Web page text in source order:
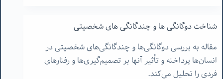
شناخت دوگانگی ها و چندگانگی های شخصیتی
مقاله به بررسی دوگانگی‌ها و چندگانگی‌های شخصیتی در
انسان‌ها پرداخته و تأثیر آنها بر تصمیم‌گیری‌ها و رفتارهای
فردی را تحلیل می‌کند.